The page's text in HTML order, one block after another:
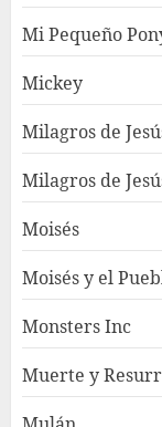
Mi Pequeño
Mickey
Milagros de
Milagros de
Moisés
Moisés y el
Monsters Inc
Muerte y